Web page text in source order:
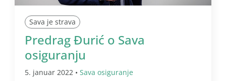
Sava je strava
Predrag Đurić o Sava
osiguranju
5. januar 2022 • Sava osiguranje